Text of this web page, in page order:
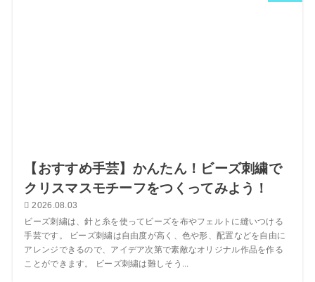
【おすすめ手芸】かんたん！ビーズ刺繍で
クリスマスモチーフをつくってみよう！
2026.08.03
ビーズ刺繍は、針と糸を使ってビーズを布やフェルトに縫いつける
手芸です。 ビーズ刺繍は自由度が高く、色や形、配置などを自由に
アレンジできるので、アイデア次第で素敵なオリジナル作品を作る
ことができます。 ビーズ刺繍は難しそう...